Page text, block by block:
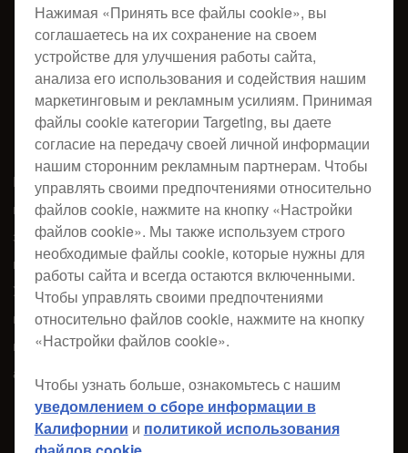
возможностей
Победитель iF Design Award 2024, Red Dot
Design Award 2024 и 2023 Chicago Good
Design Awards
В наше время диджеи зачастую выступают на площадках и
мероприятиях разного формата, начиная от клубов и лаунж-
зон гостиниц и заканчивая модными вечеринками,
презентациями продукции и прямыми трансляциями.
Учитывая разносторонность жанров требуемого
музыкального сопровождения, все диджеи должны
проявлять максимальную гибкость и способность
адаптироваться к различным ситуациям.
Нажимая «Принять все файлы cookie», вы
соглашаетесь на их сохранение на своем
устройстве для улучшения работы сайта,
анализа его использования и содействия нашим
маркетинговым и рекламным усилиям. Принимая
файлы cookie категории Targeting, вы даете
согласие на передачу своей личной информации
нашим сторонним рекламным партнерам. Чтобы
управлять своими предпочтениями относительно
файлов cookie, нажмите на кнопку «Настройки
файлов cookie». Мы также используем строго
необходимые файлы cookie, которые нужны для
работы сайта и всегда остаются включенными.
Чтобы управлять своими предпочтениями
относительно файлов cookie, нажмите на кнопку
«Настройки файлов cookie».
Чтобы узнать больше, ознакомьтесь с нашим
уведомлением о сборе информации в
Калифорнии и политикой использования